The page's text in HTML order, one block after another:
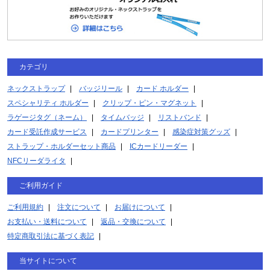
カテゴリ
ネックストラップ バッジリール
カード ホルダー
スペシャリティ ホルダー
クリップ・ピン・マグネット
ラゲージタグ（ネーム）
タイムバッジ
リストバンド
カード受託作成サービス
カードプリンター
感染症対策グッズ
ストラップ・ホルダーセット商品
ICカードリーダー
NFCリーダライタ
ご利用ガイド
ご利用規約 注文について
お届けについて
お支払い・送料について
返品・交換について
特定商取引法に基づく表記
当サイトについて